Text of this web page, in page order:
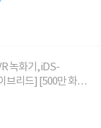
녹화기, iDS-
리드] [500만 화소]